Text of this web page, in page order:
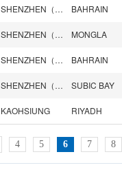
SHENZHEN（CHIWAN） BAHRAIN
SHENZHEN（CHIWAN） MONGLA
SHENZHEN（CHIWAN） BAHRAIN
SHENZHEN（CHIWAN） SUBIC BAY
KAOHSIUNG RIYADH
4 5 6 7 8